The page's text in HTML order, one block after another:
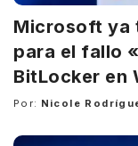
Microsoft ya
para el fallo
BitLocker en
Posted
Por: Nicole